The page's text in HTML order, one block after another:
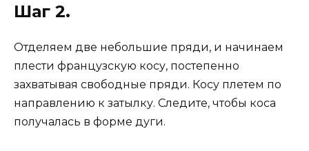
Шаг 2.
Отделяем две небольшие пряди, и начинаем
плести французскую косу, постепенно
захватывая свободные пряди. Косу плетем по
направлению к затылку. Следите, чтобы коса
получалась в форме дуги.